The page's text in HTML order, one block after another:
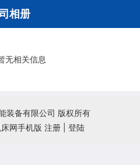
相册
无相关信息
装备有限公司 版权所有
网手机版 注册 登陆